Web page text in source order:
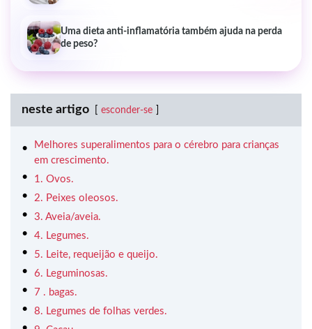
Uma dieta anti-inflamatória também ajuda na perda
de peso?
neste artigo esconder-se
Melhores superalimentos para o cérebro para crianças
em crescimento.
1. Ovos.
2. Peixes oleosos.
3. Aveia/aveia.
4. Legumes.
5. Leite, requeijão e queijo.
6. Leguminosas.
7 . bagas.
8. Legumes de folhas verdes.